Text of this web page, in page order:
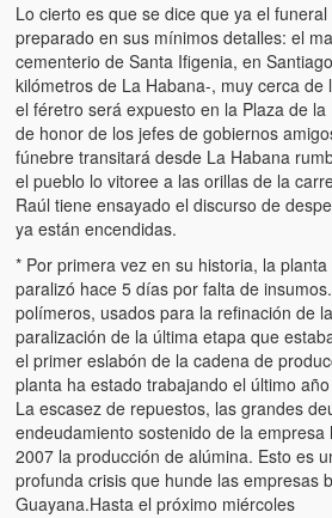
Lo cierto es que se dice que ya el
preparado en sus mínimos detalles: el
cementerio de Santa Ifigenia, en
kilómetros de La Habana-, muy cerca
el féretro será expuesto en la Plaza de
de honor de los jefes de gobiernos
fúnebre transitará desde La Habana
el pueblo lo vitoree a las orillas de la
Raúl tiene ensayado el discurso de
ya están encendidas.
* Por primera vez en su historia, la
paralizó hace 5 días por falta de
polímeros, usados para la refinación de
paralización de la última etapa que
el primer eslabón de la cadena de
planta ha estado trabajando el último
La escasez de repuestos, las grandes
endeudamiento sostenido de la
2007 la producción de alúmina. Esto es
profunda crisis que hunde las empresas
Guayana.Hasta el próximo miércoles